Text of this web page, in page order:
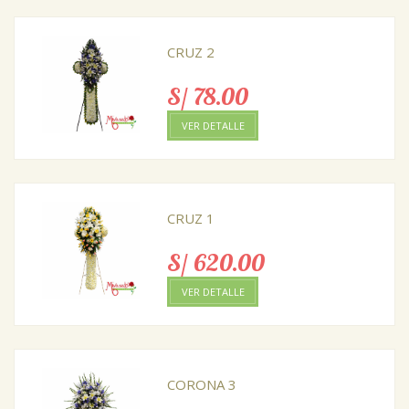
CRUZ 2
S/ 78.00
VER DETALLE
CRUZ 1
S/ 620.00
VER DETALLE
CORONA 3